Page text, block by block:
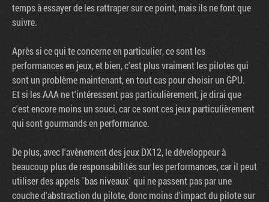
temps à essayer de les rattraper sur ce point, mais ils ne font que
suivre.
Après si ce qui te concerne en particulier, ce sont les
performances en jeux, et bien, c'est plus vraiment les pilotes qui
sont un problème maintenant, en tout cas pour choisir un GPU.
Et si les AAA ne t'intéressent pas particulièrement, je dirai que
c'est encore moins un souci, car ce sont ces jeux particulièrement
qui sont gourmands en performance.
De plus, avec l'avènement des jeux DX12, le développeur à
beaucoup plus de responsabilités sur les performances, car il peut
utiliser des appels `bas niveaux` qui ne passent pas par une
couche d'abstraction du pilote, donc moins d'impact du pilote sur